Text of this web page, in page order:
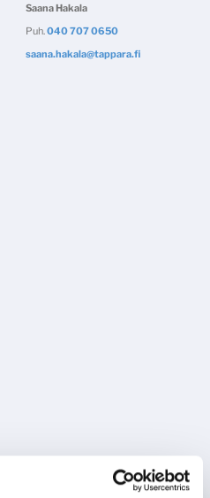
Saana Hakala
Puh.040 707 0650
saana.hakala@tappara.fi